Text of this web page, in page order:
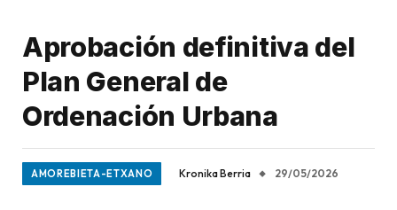
Aprobación definitiva del
Plan General de
Ordenación Urbana
AMOREBIETA-ETXANO Kronika Berria 29/05/2026